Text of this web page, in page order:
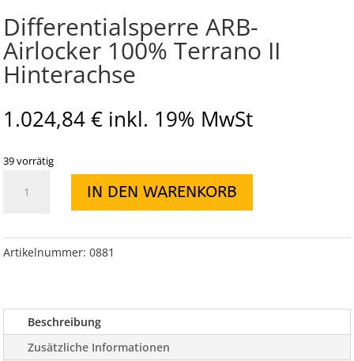
Differentialsperre ARB-
Airlocker 100% Terrano II
Hinterachse
1.024,84€ inkl. 19% MwSt
39 vorrätig
Differentialsperre
ARB-
Terrano
Menge
IN DEN WARENKORB
Artikelnummer: 0881
Beschreibung
Zusätzliche Informationen